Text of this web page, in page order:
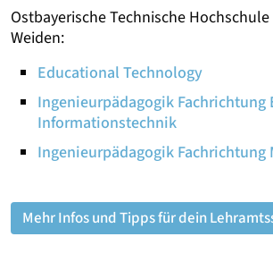
Ostbayerische Technische
Weiden:
Educational Technology
Ingenieurpädagogik Fachrichtung
Informationstechnik
Ingenieurpädagogik
Mehr Infos und Tipps für dein